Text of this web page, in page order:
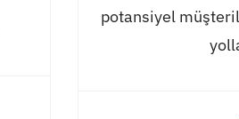
potansiyel